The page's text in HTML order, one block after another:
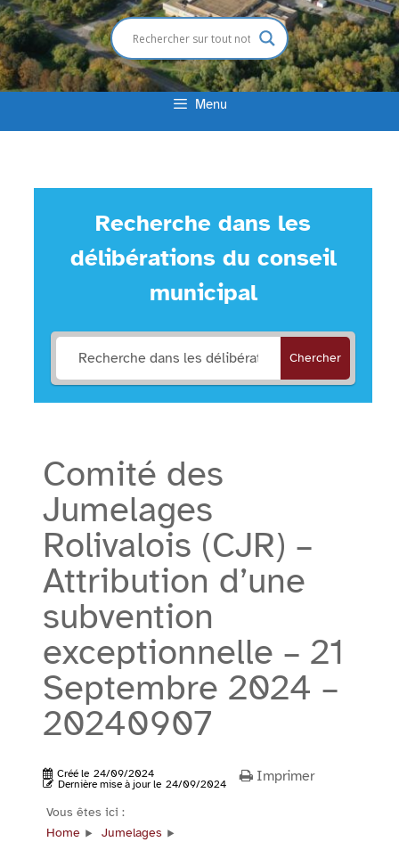
Menu
Recherche dans les
délibérations du conseil
municipal
Chercher
Comité des
Jumelages
Rolivalois (CJR) –
Attribution d’une
subvention
exceptionnelle – 21
Septembre 2024 –
20240907
Créé le 24/09/2024
Dernière mise à jour le 24/09/2024 Imprimer
Vous êtes ici :
Home
Jumelages